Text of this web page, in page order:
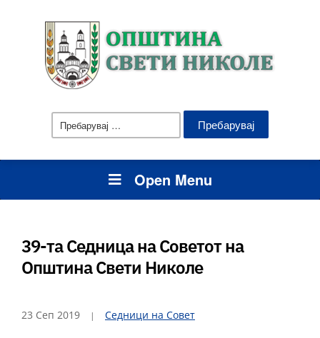
Пребарувај
за:
Open Menu
39-та Седница на Советот на
Општина Свети Николе
23 Сеп 2019 Седници на Совет